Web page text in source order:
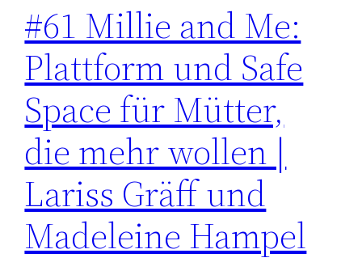
#61 Millie and Me:
Plattform und Safe
Space für Mütter,
die mehr wollen |
Lariss Gräff und
Madeleine Hampel